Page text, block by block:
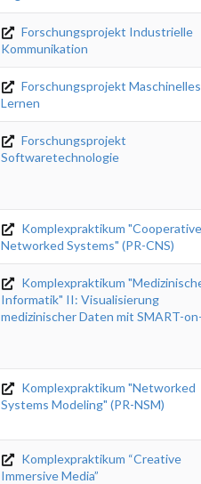
Forschungsprojekt Industrielle
Kommunikation
Forschungsprojekt Maschinelles
Lernen
Forschungsprojekt
Softwaretechnologie
Komplexpraktikum
Networked Systems" (PR-CNS)
Komplexpraktikum
Informatik" II: Visualisierung
medizinischer Daten mit SMART-
Komplexpraktikum "Networked
Systems Modeling" (PR-NSM)
Komplexpraktikum “Creative
Immersive Media”